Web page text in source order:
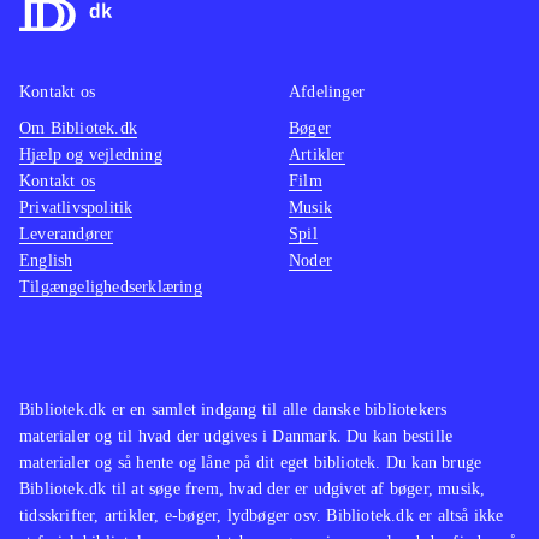
nedlægge stribevis af kriminelle med
Kongs kaotiske mylder er ekstremt
flot.
Andre sandbox-spil er GTA-serien og
western-spillet Red dead redemption.
En meget populær genre
.
Alt i alt et glimrende spil, som ligger
det spolerer ikke det flotte
helhedsindtryk.
Bibliotek.dk er en samlet indgang til alle danske bibliotekers
materialer og til hvad der udgives i Danmark. Du kan bestille
materialer og så hente og låne på dit eget bibliotek. Du kan bruge
Bibliotek.dk til at søge frem, hvad der er udgivet af bøger, musik,
tidsskrifter, artikler, e-bøger, lydbøger osv. Bibliotek.dk er altså ikke
Kontakt os
Om Bibliotek.dk
Hjælp og vejledning
Kontakt os
Privatlivspolitik
Leverandører
English
Tilgængelighedserklæring
Afdelinger
Bøger
Artikler
Film
Musik
Spil
Noder